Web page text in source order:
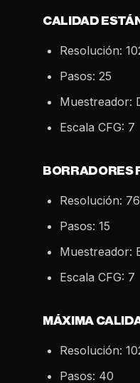
CALIDAD
Resolución:
Pasos: 25
Muestreador:
Escala CFG: 7
BORRADORES
Resolución:
Pasos: 15
Muestreador:
Escala CFG: 7
MÁXIMA
Resolución:
Pasos: 40